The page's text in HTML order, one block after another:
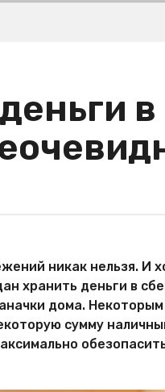
в
никак нельзя. И
хранить деньги в
дома. Некоторым
сумму